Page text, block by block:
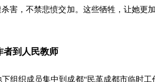
害，不禁悲愤交加。这些牺牲，让她更
者到人民教师
组织成员集中到成都“民革成都市临时工